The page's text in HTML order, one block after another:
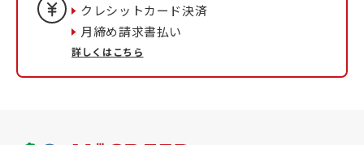
クレシットカード決済
月締め請求書払い
詳しくはこちら